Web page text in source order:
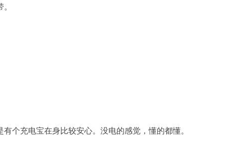
个充电宝在身比较安心。没电的感觉，懂的都懂。